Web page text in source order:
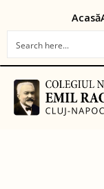
content
Acasă